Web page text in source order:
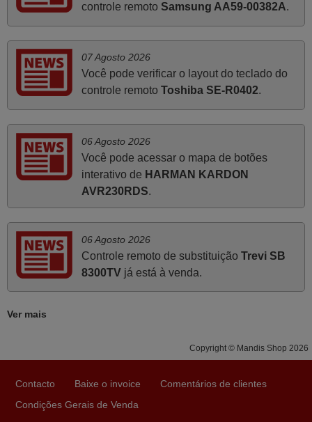
Já recebi o comando bem embalado mas não é de
origem mas trabalha bem, obrigada!..
Francisco Alexandre,
PORTUGAL
Ótimo produto!! Não precisa fazer nenhuma
programação. Recomendo muito!!
Julho 2025
Muito atenciosos. Funciona na perfeição. Obrigado
controle remoto Samsung AA59-00382A.
07 Agosto 2026
Você pode verificar o layout do teclado do
controle remoto Toshiba SE-R0402.
06 Agosto 2026
Você pode acessar o mapa de botões
interativo de HARMAN KARDON
AVR230RDS.
06 Agosto 2026
Controle remoto de substituição Trevi SB
8300TVjá está à venda.
Ver mais
Copyright © Mandis Shop 2026
Contacto Baixe o invoice
Comentários de clientes
Condições Gerais de Venda